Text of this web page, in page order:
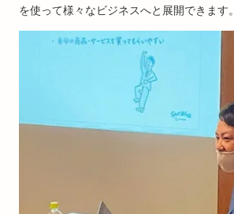
を使って様々なビジネスへと展開できます。